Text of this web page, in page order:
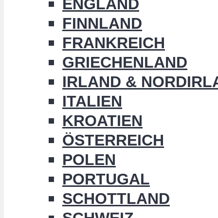
ENGLAND
FINNLAND
FRANKREICH
GRIECHENLAND
IRLAND &
ITALIEN
KROATIEN
ÖSTERREICH
POLEN
PORTUGAL
SCHOTTLAND